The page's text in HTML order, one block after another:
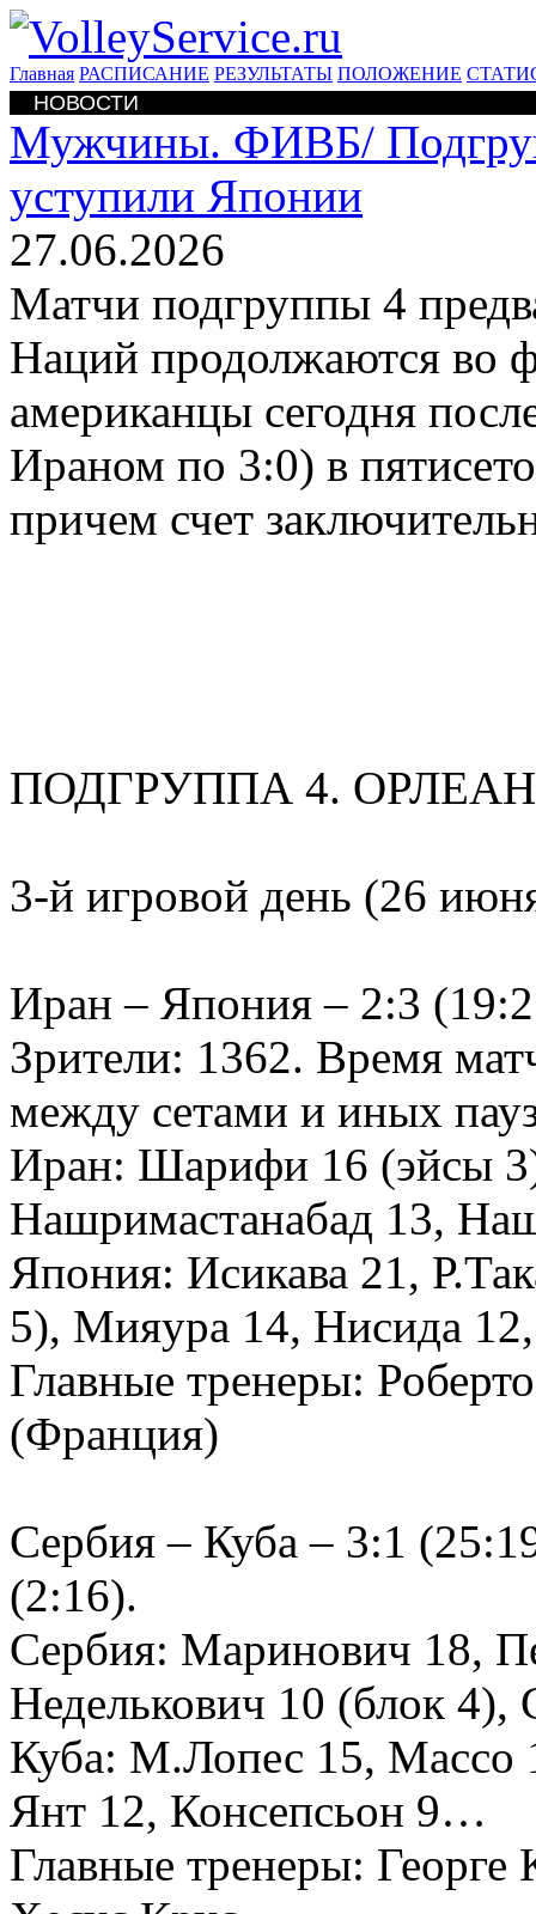
Главная РАСПИСАНИЕ РЕЗУЛЬТАТЫ ПОЛОЖЕНИЕ
НОВОСТИ
Мужчины. ФИВБ/
уступили Японии
27.06.2026
Матчи подгруппы 4
Наций продолжаются во
американцы сегодня
Ираном по 3:0) в
причем счет
ПОДГРУППА 4.
3-й игровой день (26
Иран – Япония – 2:3
Зрители: 1362. Время
между сетами и иных
Иран: Шарифи 16 (эйсы
Нашримастанабад 13,
Япония: Исикава 21,
5), Мияура 14, Нисида
Главные тренеры:
(Франция)
Сербия – Куба – 3:1
(2:16).
Сербия: Маринович 18,
Неделькович 10 (блок
Куба: М.Лопес 15, Массо
Янт 12, Консепсьон 9…
Главные тренеры: